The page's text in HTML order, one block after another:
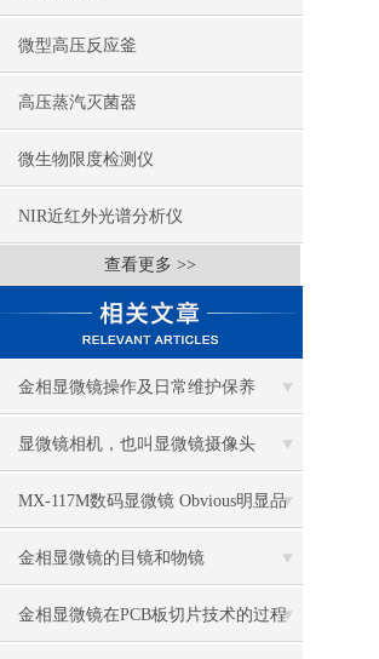
微型高压反应釜
高压蒸汽灭菌器
微生物限度检测仪
NIR近红外光谱分析仪
查看更多 >>
金相显微镜操作及日常维护保养
显微镜相机，也叫显微镜摄像头
MX-117M数码显微镜 Obvious明显品
牌值得推荐
金相显微镜的目镜和物镜
金相显微镜在PCB板切片技术的过程